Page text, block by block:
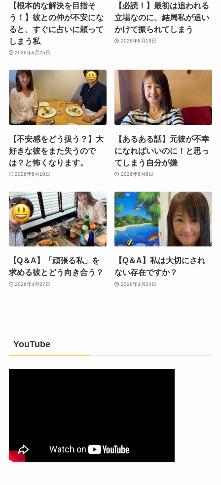
【根本的な解決を目指そ
う！】彼との仲が不安にな
ると、すぐに占いに頼って
しまう私
2026年6月25日
【必読！】最初は追われる
立場なのに、結局私が追い
かけて振られてしまう
2026年6月15日
【不安感をどう扱う？】大
好きな彼をまた失うので
は？と怖くなります。
2026年6月10日
【あるある話】元彼が不幸
になればいいのに！と思っ
てしまう自分が嫌
2026年6月8日
【Q＆A】「頑張る私」を
求める彼とどう向き合う？
2026年4月27日
【Q＆A】私は大切にされ
ない存在ですか？
2026年4月24日
YouTube